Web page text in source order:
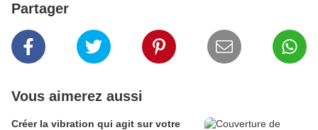
Partager
Vous aimerez aussi
Créer la vibration qui agit sur votre